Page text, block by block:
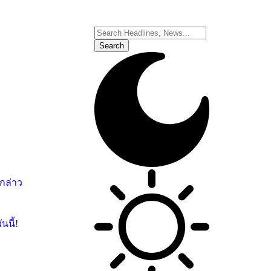
ล่าว
นนี้!